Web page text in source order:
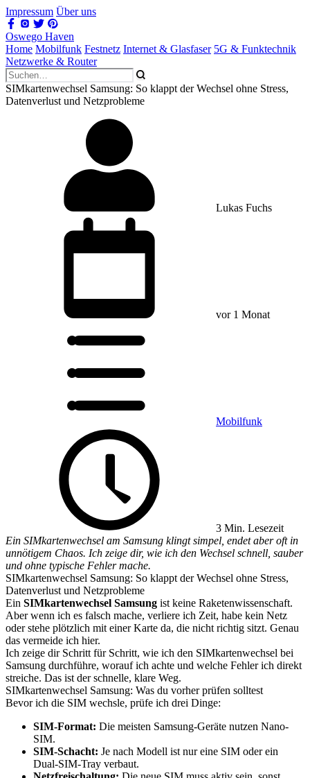
Impressum Über uns
Oswego Haven
Home Mobilfunk Festnetz Internet & Glasfaser 5G & Funktechnik
Netzwerke & Router
SIMkartenwechsel Samsung: So klappt der Wechsel ohne Stress,
Datenverlust und Netzprobleme
Lukas Fuchs
vor 1 Monat
Mobilfunk
3 Min. Lesezeit
Ein SIMkartenwechsel am Samsung klingt simpel, endet aber oft in
unnötigem Chaos. Ich zeige dir, wie ich den Wechsel schnell, sauber
und ohne typische Fehler mache.
SIMkartenwechsel Samsung: So klappt der Wechsel ohne Stress,
Datenverlust und Netzprobleme
Ein SIMkartenwechsel Samsung ist keine Raketenwissenschaft.
Aber wenn ich es falsch mache, verliere ich Zeit, habe kein Netz
oder stehe plötzlich mit einer Karte da, die nicht richtig sitzt. Genau
das vermeide ich hier.
Ich zeige dir Schritt für Schritt, wie ich den SIMkartenwechsel bei
Samsung durchführe, worauf ich achte und welche Fehler ich direkt
streiche. Das ist der schnelle, klare Weg.
SIMkartenwechsel Samsung: Was du vorher prüfen solltest
Bevor ich die SIM wechsle, prüfe ich drei Dinge:
SIM-Format: Die meisten Samsung-Geräte nutzen Nano-
SIM.
SIM-Schacht: Je nach Modell ist nur eine SIM oder ein
Dual-SIM-Tray verbaut.